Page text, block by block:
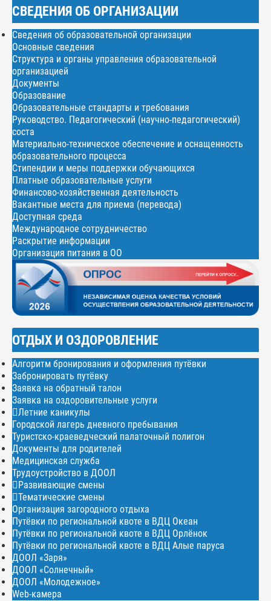
СВЕДЕНИЯ ОБ ОРГАНИЗАЦИИ
Сведения об образовательной организации
Основные сведения
Структура и органы управления образовательной
организацией
Документы
Образование
Образовательные стандарты и требования
Руководство. Педагогический (научно-педагогический)
соста
Материально-техническое обеспечение и оснащенность
образовательного процесса
Стипендии и меры поддержки обучающихся
Платные образовательные услуги
Финансово-хозяйственная деятельность
Вакантные места для приема (перевода)
Доступная среда
Международное сотрудничество
Раскрытие информации
Организация питания в ОО
ОТДЫХ И ОЗДОРОВЛЕНИЕ
Алгоритм бронирования и оформления путёвки
Забронировать путёвку
Заявка на обратный талон
Заявка на оздоровительные услуги
Летние каникулы
Городской лагерь дневного пребывания
Туристско-краеведческий палаточный полигон
Документы для родителей
Медицинская служба
Трудоустройство в ДООЛ
Развивающие смены
Тематические смены
Организация загородного отдыха
Путёвки по региональной квоте в ВДЦ Океан
Путёвки по региональной квоте в ВДЦ Орлёнок
Путёвки по региональной квоте в ВДЦ Алые паруса
ДООЛ «Заря»
ДООЛ «Солнечный»
ДООЛ «Молодежное»
Web-камера